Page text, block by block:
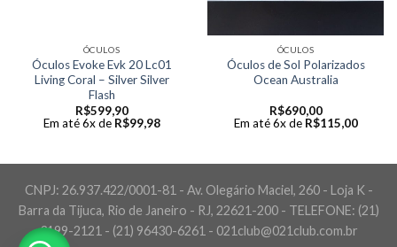
ÓCULOS
Óculos Evoke Evk 20 Lc01
Living Coral – Silver Silver
Flash
R$599,90
Em até 6x de R$99,98
ÓCULOS
Óculos de Sol Polarizados
Ocean Australia
R$690,00
Em até 6x de R$115,00
CNPJ: 26.937.422/0001-81 - Av. Olegário Maciel, 260 - Loja K -
Barra da Tijuca, Rio de Janeiro - RJ, 22621-200 - TELEFONE: (21)
3199-2121 - (21) 96430-6261 - 021club@021club.com.br